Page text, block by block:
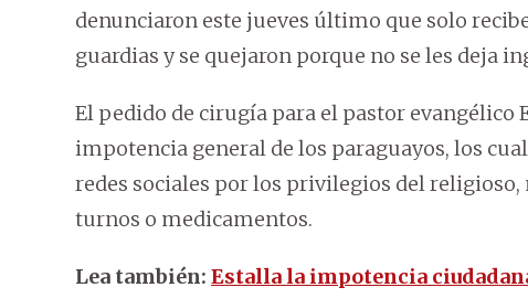
denunciaron este jueves último que solo
guardias y se quejaron porque no se les deja
El pedido de cirugía para el pastor evangélico
impotencia general de los paraguayos, los
redes sociales por los privilegios del
turnos o medicamentos.
Lea también: Estalla la impotencia